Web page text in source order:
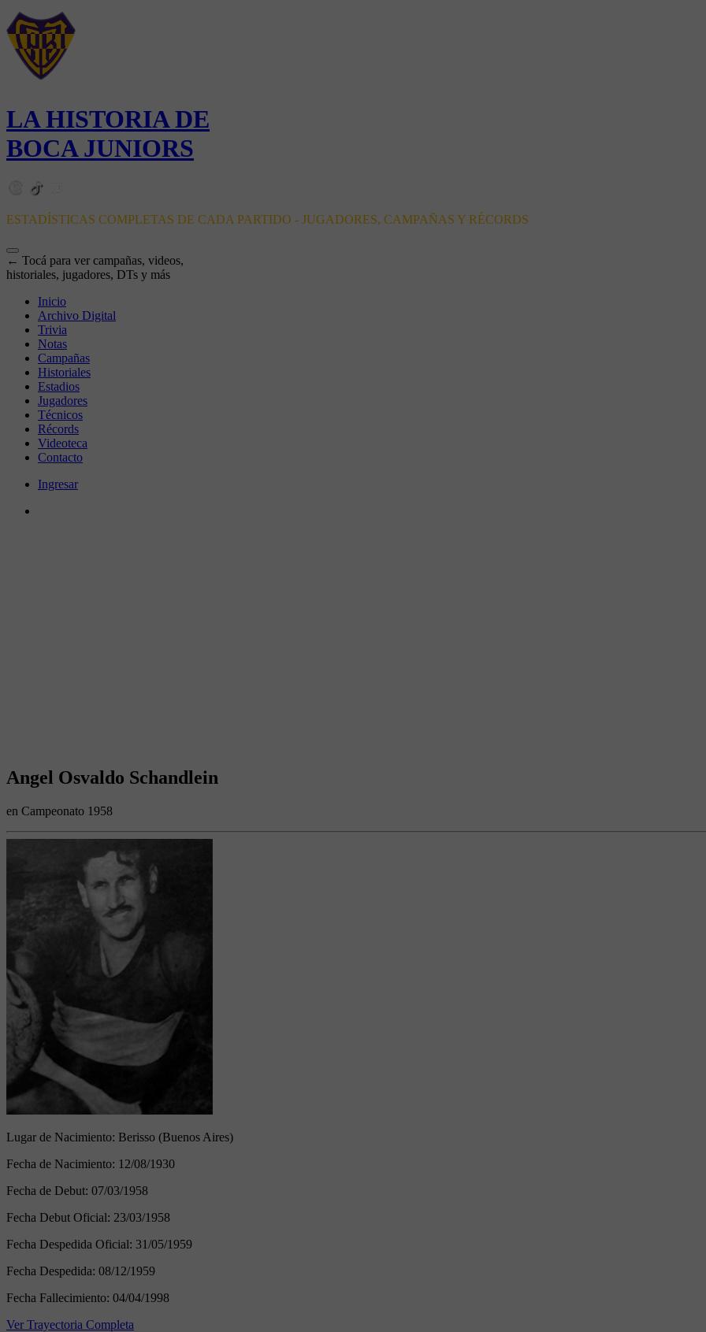
LA HISTORIA DE
BOCA JUNIORS
ESTADÍSTICAS COMPLETAS DE CADA PARTIDO - JUGADORES, CAMPAÑAS Y RÉCORDS
← Tocá para ver campañas, videos,
historiales, jugadores, DTs y más
Inicio
Archivo Digital
Trivia
Notas
Campañas
Historiales
Estadios
Jugadores
Técnicos
Récords
Videoteca
Contacto
Ingresar
Angel Osvaldo Schandlein
en Campeonato 1958
Lugar de Nacimiento: Berisso (Buenos Aires)
Fecha de Nacimiento: 12/08/1930
Fecha de Debut: 07/03/1958
Fecha Debut Oficial: 23/03/1958
Fecha Despedida Oficial: 31/05/1959
Fecha Despedida: 08/12/1959
Fecha Fallecimiento: 04/04/1998
Ver Trayectoria Completa